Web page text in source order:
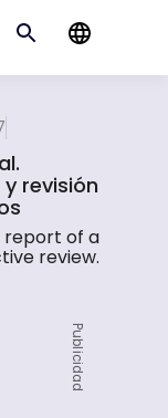
revisión
report of a
review.
Publicidad